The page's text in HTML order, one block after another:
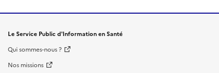
Le Service Public d'Information en Santé
Qui sommes-nous ?
Nos missions